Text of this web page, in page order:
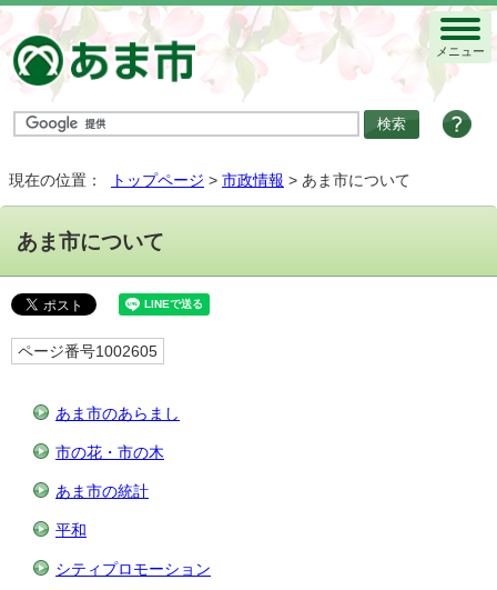
メニュー
現在の位置： トップページ > 市政情報 > あま市について
あま市について
ページ番号1002605
あま市のあらまし
市の花・市の木
あま市の統計
平和
シティプロモーション